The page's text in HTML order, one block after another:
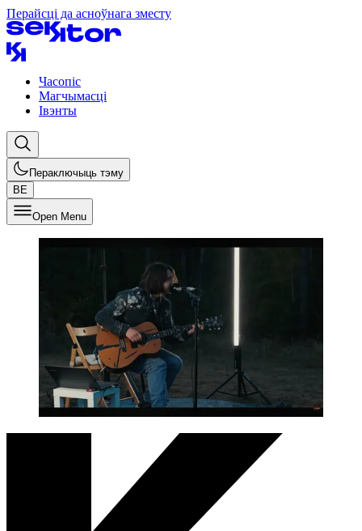
Перайсці да асноўнага зместу
Часопіс
Магчымасці
Івэнты
Пераключыць тэму
BE
Open Menu